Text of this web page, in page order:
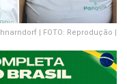
| FOTO: Reprodução |